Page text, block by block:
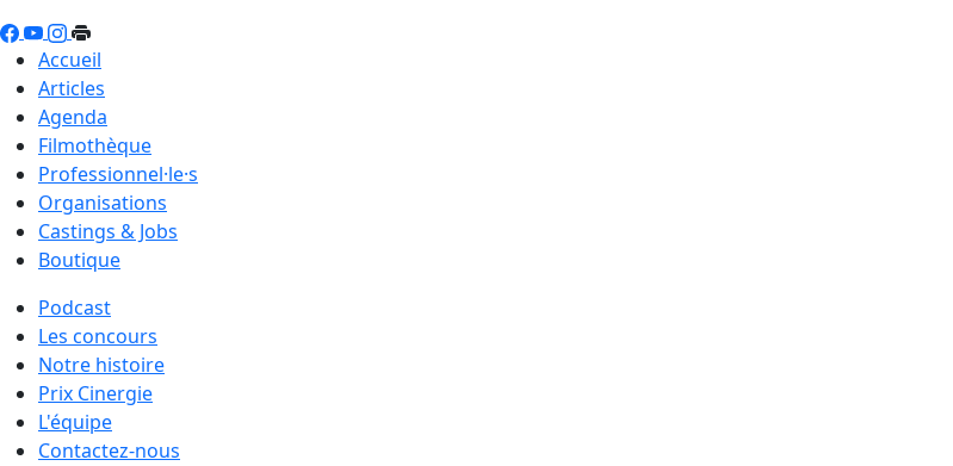
Accueil
Articles
Agenda
Filmothèque
Professionnel·le·s
Organisations
Castings & Jobs
Boutique
Podcast
Les concours
Notre histoire
Prix Cinergie
L'équipe
Contactez-nous